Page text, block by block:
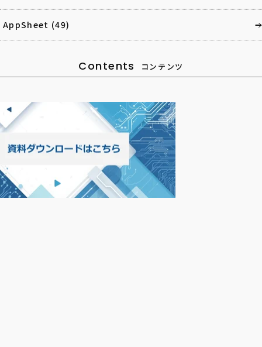
AppSheet (49)
Contents コンテンツ